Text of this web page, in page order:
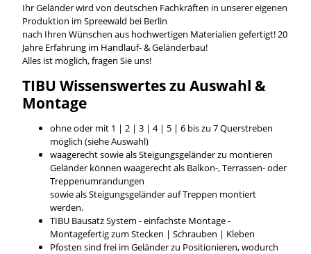
Ihr Geländer wird von deutschen Fachkräften in unserer eigenen
Produktion im Spreewald bei Berlin
nach Ihren Wünschen aus hochwertigen Materialien gefertigt! 20
Jahre Erfahrung im Handlauf- & Geländerbau!
Alles ist möglich, fragen Sie uns!
TIBU Wissenswerteszu Auswahl &
Montage
ohne oder mit 1 | 2 | 3 | 4 | 5 | 6 bis zu 7 Querstreben
möglich (siehe Auswahl)
waagerecht sowie als Steigungsgeländer zu montieren
Geländer können waagerecht als Balkon-, Terrassen- oder
Treppenumrandungen
sowie als Steigungsgeländer auf Treppen montiert
werden.
TIBU Bausatz System - einfachste Montage -
Montagefertig zum Stecken | Schrauben | Kleben
Pfosten sind frei im Geländer zu Positionieren, wodurch